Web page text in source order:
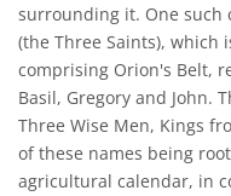
surrounding it. One such
(the Three Saints), which
comprising Orion's Belt,
Basil, Gregory and John.
Three Wise Men, Kings
of these names being
agricultural calendar, in